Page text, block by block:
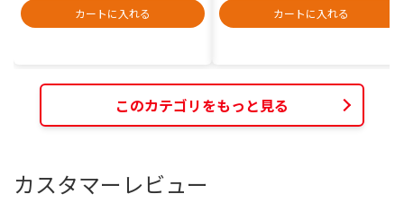
カートに入れる
カートに入れる
このカテゴリをもっと見る
カスタマーレビュー